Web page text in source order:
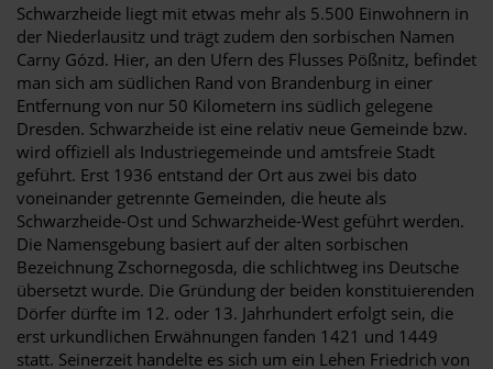
Schwarzheide liegt mit etwas mehr als 5.500 Einwohnern in
der Niederlausitz und trägt zudem den sorbischen Namen
Carny Gózd. Hier, an den Ufern des Flusses Pößnitz, befindet
man sich am südlichen Rand von Brandenburg in einer
Entfernung von nur 50 Kilometern ins südlich gelegene
Dresden. Schwarzheide ist eine relativ neue Gemeinde bzw.
wird offiziell als Industriegemeinde und amtsfreie Stadt
geführt. Erst 1936 entstand der Ort aus zwei bis dato
voneinander getrennte Gemeinden, die heute als
Schwarzheide-Ost und Schwarzheide-West geführt werden.
Die Namensgebung basiert auf der alten sorbischen
Bezeichnung Zschornegosda, die schlichtweg ins Deutsche
übersetzt wurde. Die Gründung der beiden konstituierenden
Dörfer dürfte im 12. oder 13. Jahrhundert erfolgt sein, die
erst urkundlichen Erwähnungen fanden 1421 und 1449
statt. Seinerzeit handelte es sich um ein Lehen Friedrich von